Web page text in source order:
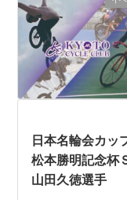
日本名輪会カッ
松本勝明記念杯
山田久徳選手